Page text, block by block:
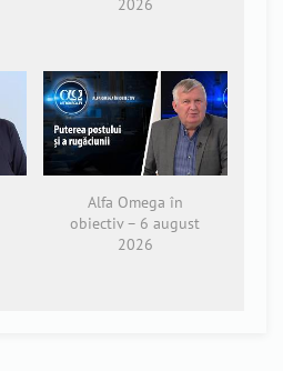
2026
Alfa Omega în
obiectiv – 6 august
2026